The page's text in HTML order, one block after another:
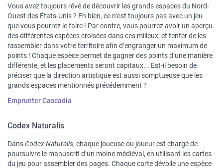
Vous avez toujours rêvé de découvrir les grands espaces du Nord-
Ouest des États-Unis ? Eh bien, ce n’est toujours pas avec un jeu
que vous pourrez le faire ! Par contre, vous pourrez avoir un aperçu
des différentes espèces croisées dans ces milieux, et tenter de les
rassembler dans votre territoire afin d’engranger un maximum de
points ! Chaque espèce permet de gagner des points d’une manière
différente, et les placements seront capitaux... Est-il besoin de
préciser que la direction artistique est aussi somptueuse que les
grands espaces mentionnés précédemment ?
Emprunter Cascadia
Codex Naturalis
DansCodex Naturalis, chaque joueuse ou joueur est chargé de
poursuivre le manuscrit d’un moine médiéval, en utilisant les cartes
du jeu pour assembler des pages. Chaque carte dévoile une espèce